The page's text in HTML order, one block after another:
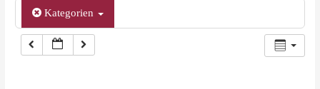
Kategorien